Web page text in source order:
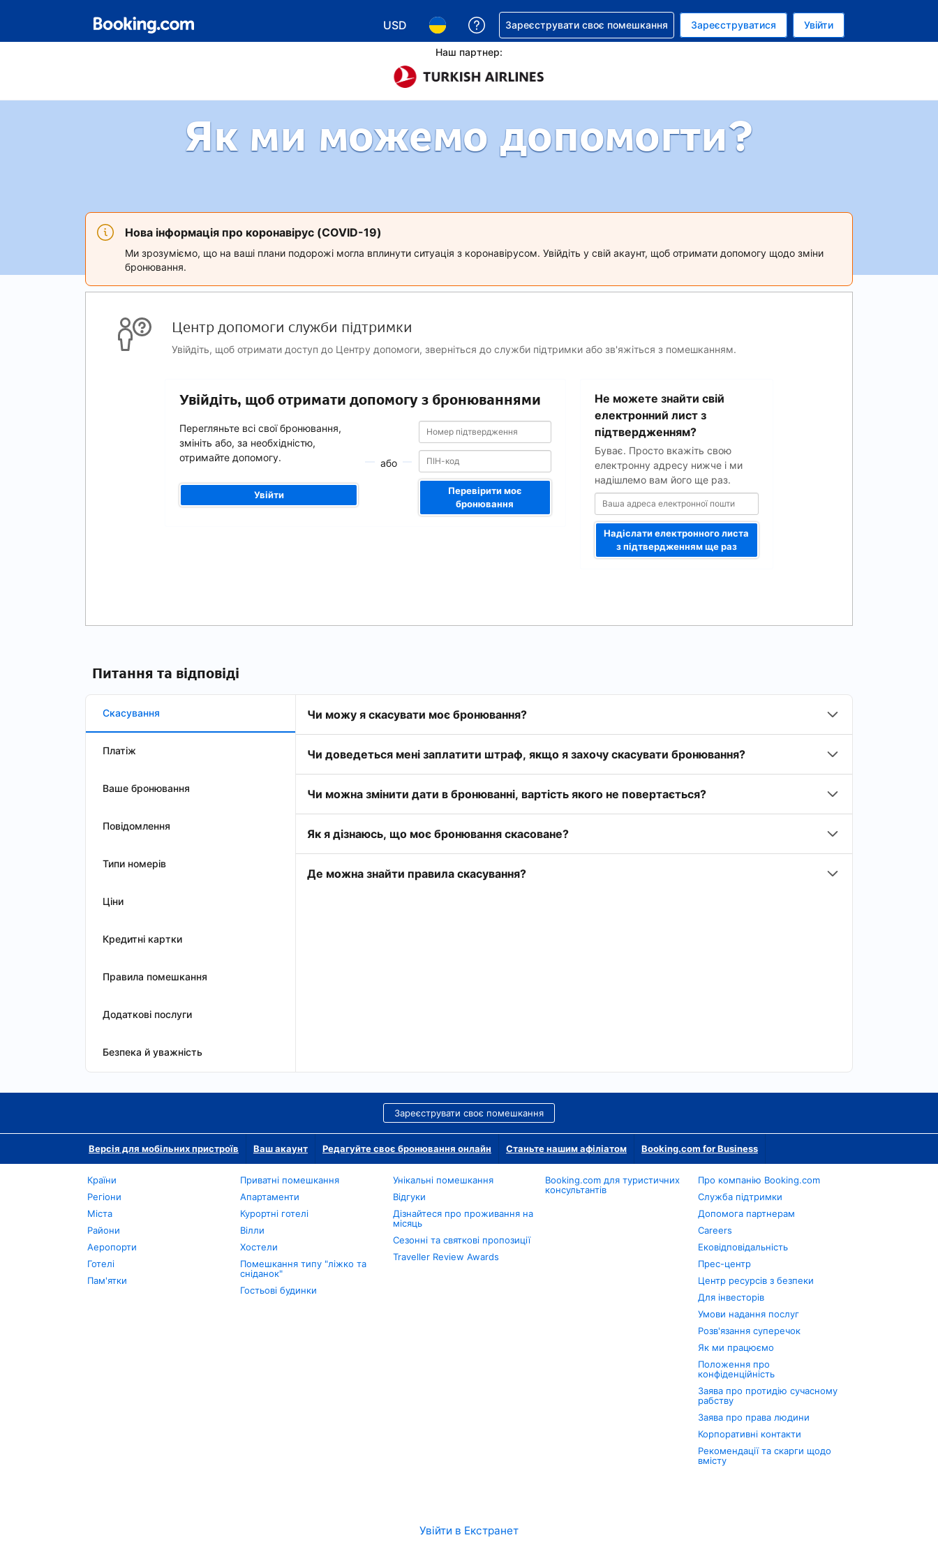
USD
Виберіть валюту. Ваша поточна валюта: Долар США
Виберіть мову. Ваша поточна мова: Українською
Отримайте допомогу з бронюванням
Зареєструвати своє помешкання Зареєструватися Увійти
Наш партнер:
Як ми можемо допомогти?
Нова інформація про коронавірус (COVID-19)
Ми зрозуміємо, що на ваші плани подорожі могла вплинути ситуація з коронавірусом. Увійдіть у свій акаунт, щоб отримати допомогу щодо зміни
бронювання.
Центр допомоги служби підтримки
Увійдіть, щоб отримати доступ до Центру допомоги, зверніться до служби підтримки або зв'яжіться з помешканням.
Увійдіть, щоб отримати допомогу з бронюваннями
Перегляньте всі свої бронювання,
змініть або, за необхідністю,
отримайте допомогу.
Увійти
або
Номер
підтвердження
Номер
підтвердження
Перевірити моє
бронювання
Не можете знайти свій
електронний лист з
підтвердженням?
Буває. Просто вкажіть свою
електронну адресу нижче і ми
надішлемо вам його ще раз.
адреса
електронної
пошти
Надіслати електронного листа
з підтвердженням ще раз
Питання та відповіді
Скасування
Платіж
Ваше бронювання
Повідомлення
Типи номерів
Ціни
Кредитні картки
Правила помешкання
Додаткові послуги
Безпека й уважність
Чи можу я скасувати моє бронювання?
Чи доведеться мені заплатити штраф, якщо я захочу скасувати бронювання?
Чи можна змінити дати в бронюванні, вартість якого не повертається?
Як я дізнаюсь, що моє бронювання скасоване?
Де можна знайти правила скасування?
Зареєструвати своє помешкання
Версія для мобільних пристроїв Ваш акаунт Редагуйте своє бронювання онлайн Станьте нашим афіліатом Booking.com for Business
Країни
Регіони
Міста
Райони
Аеропорти
Готелі
Пам'ятки
Приватні помешкання
Апартаменти
Курортні готелі
Вілли
Хостели
Помешкання типу "ліжко та
сніданок"
Гостьові будинки
Унікальні помешкання
Відгуки
Дізнайтеся про проживання на
місяць
Сезонні та святкові пропозиції
Traveller Review Awards
Booking.com для туристичних
консультантів
Про компанію Booking.com
Служба підтримки
Допомога партнерам
Careers
Ековідповідальність
Прес-центр
Центр ресурсів з безпеки
Для інвесторів
Умови надання послуг
Розв'язання суперечок
Як ми працюємо
Положення про
конфіденційність
Заява про протидію сучасному
рабству
Заява про права людини
Корпоративні контакти
Рекомендації та скарги щодо
вмісту
Увійти в Екстранет